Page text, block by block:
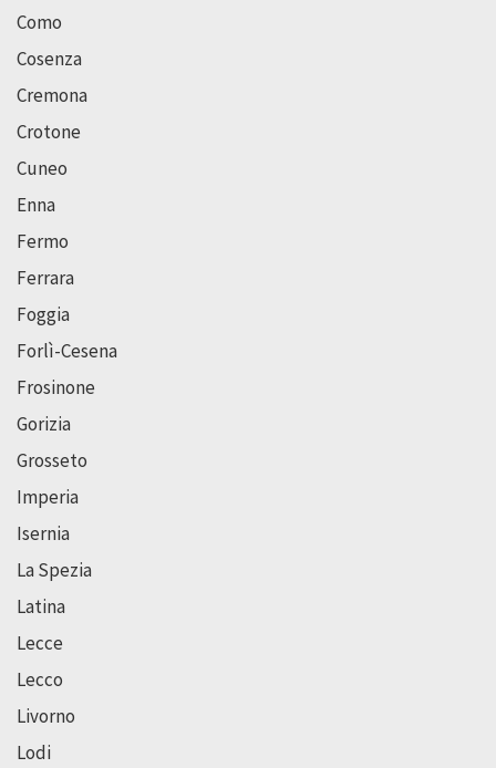
Como
Cosenza
Cremona
Crotone
Cuneo
Enna
Fermo
Ferrara
Foggia
Forlì-Cesena
Frosinone
Gorizia
Grosseto
Imperia
Isernia
La Spezia
Latina
Lecce
Lecco
Livorno
Lodi